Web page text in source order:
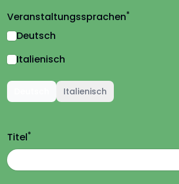
Veranstaltungssprachen*
Deutsch
Italienisch
Italienisch
Titel*